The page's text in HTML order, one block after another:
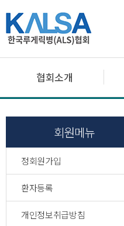
협회소개
회원메뉴
정회원가입
환자등록
개인정보취급방침